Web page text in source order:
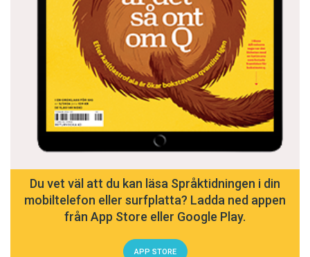
Du vet väl att du kan läsa Språktidningen i din
mobiltelefon eller surfplatta? Ladda ned appen
från App Store eller Google Play.
APP STORE